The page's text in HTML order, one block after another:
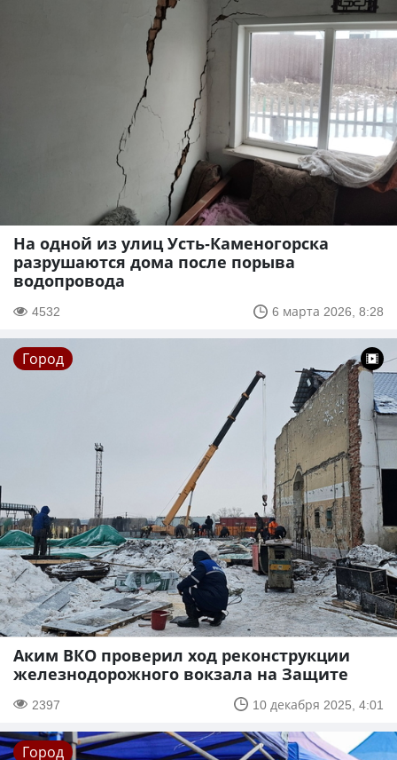
На одной из улиц Усть-Каменогорска
разрушаются дома после порыва
водопровода
4532 6 марта 2026, 8:28
Город
Аким ВКО проверил ход реконструкции
железнодорожного вокзала на Защите
2397 10 декабря 2025, 4:01
Город